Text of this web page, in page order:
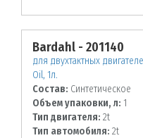
Bardahl - 201140
для двухтактных
Oil, 1л.
Состав: Синтетическое
Объем упаковки, л: 1
Тип двигателя: 2t
Тип автомобиля: 2t